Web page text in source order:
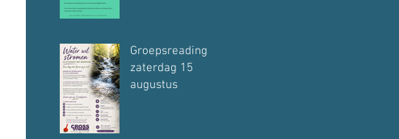
Groepsreading
zaterdag 15
augustus